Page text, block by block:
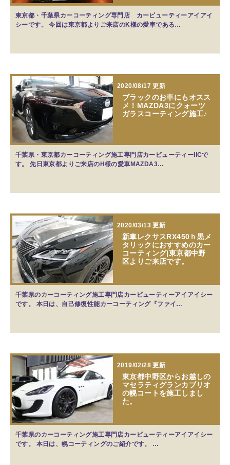
東京都・千葉県カーコーティング専門店 カービューティーアイアイ
シーです。 今回は東京都よりご来店のK様の愛車である…
2020/08/17 更新
ブラックのお車にもオスス
メ！MAZDA3にクォーツ
ガラスコーティング施工♪
千葉県・東京都カーコーティング施工専門店カービューティーIICで
す。 先日東京都よりご来店のH様の愛車MAZDA3…
2020/03/13 更新
新車レクサスRX450ｈ黒メ
タリックにおすすめのカー
コーティング|東京都中野
区よりご来店です。
千葉県のカーコーティング施工専門店カービューティーアイアイシー
です。 本日は、自己修復性能カーコーティング『ファイ…
2019/02/28 更新
東京都中野区からお越しの
マセラティグランカブリオ
の幌コートを施工しまし
た。
千葉県のカーコーティング施工専門店カービューティーアイアイシー
です。 本日は、幌コーティングのご紹介です。 …